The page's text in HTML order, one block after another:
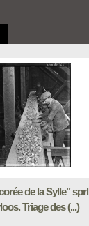
de la Sylle" sprl
Triage des (...)